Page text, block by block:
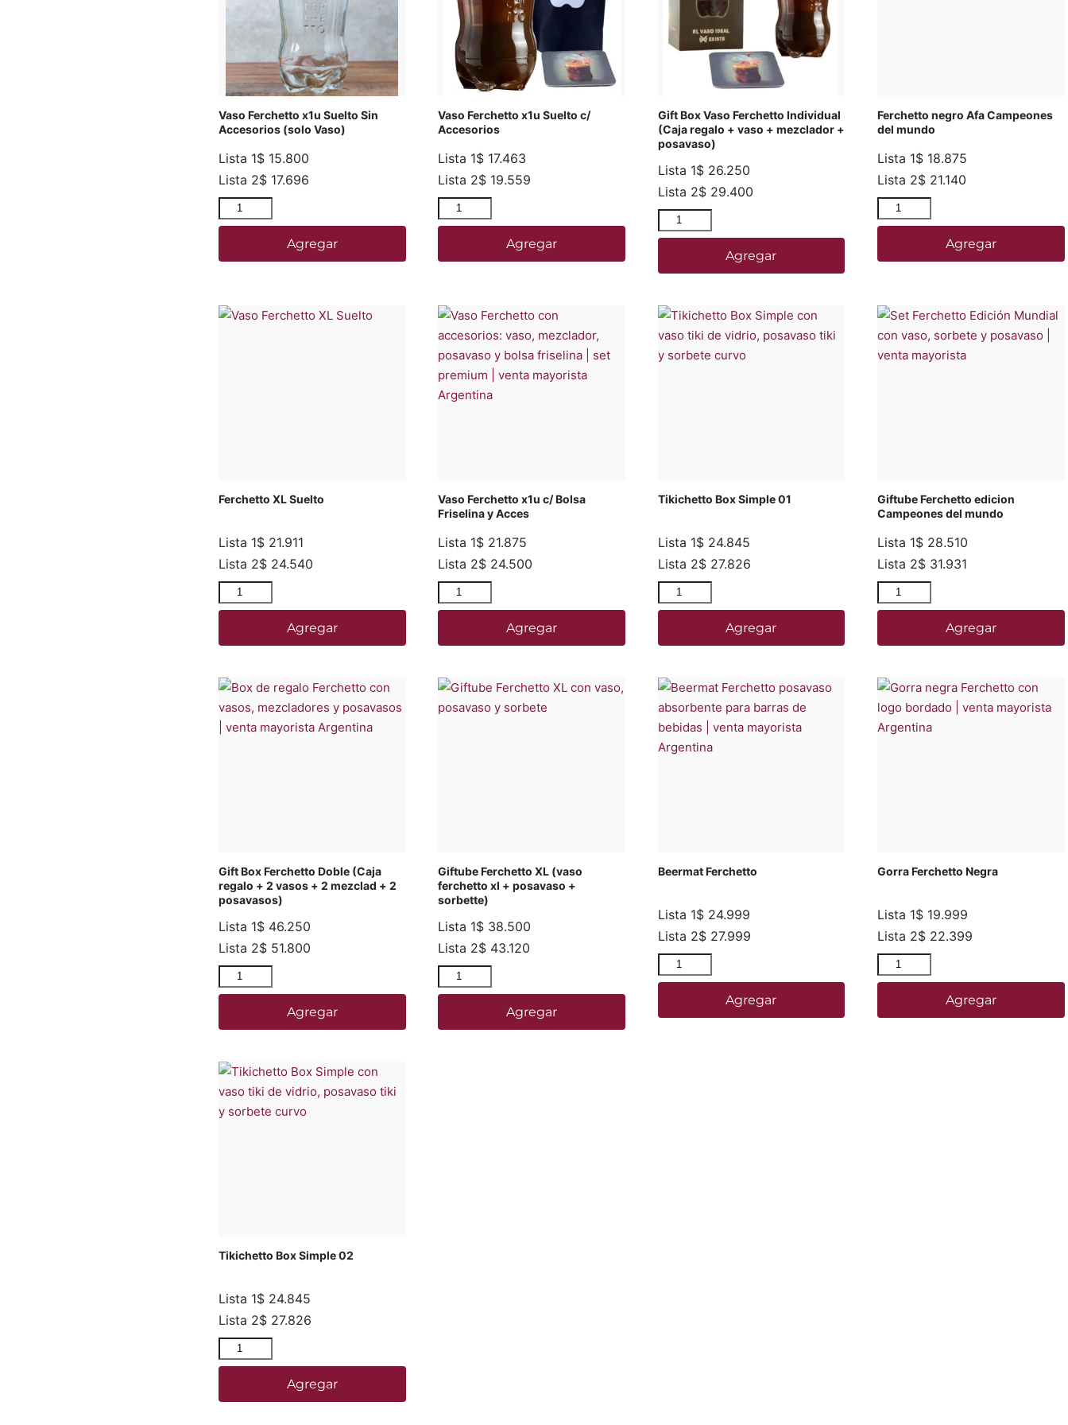
Vaso Ferchetto x1u Suelto Sin
Accesorios (solo Vaso)
Lista 1$15.800
Lista 2$17.696
Agregar
Vaso Ferchetto x1u Suelto c/
Accesorios
Lista 1$ 17.463
Lista 2$ 19.559
Agregar
Gift Box Vaso Ferchetto Individual
(Caja regalo + vaso + mezclador +
posavaso)
Lista 1$26.250
Lista 2$29.400
Agregar
Ferchetto negro Afa Campeones
del mundo
Lista 1$18.875
Lista 2$21.140
Agregar
Ferchetto XL Suelto
Lista 1$21.911
Lista 2$24.540
Agregar
Vaso Ferchetto x1u c/ Bolsa
Friselina y Acces
Lista 1$ 21.875
Lista 2$ 24.500
Agregar
Tikichetto Box Simple 01
Lista 1$24.845
Lista 2$27.826
Agregar
Giftube Ferchetto edicion
Campeones del mundo
Lista 1$28.510
Lista 2$31.931
Agregar
Gift Box Ferchetto Doble (Caja
regalo + 2 vasos + 2 mezclad + 2
posavasos)
Lista 1$46.250
Lista 2$51.800
Agregar
Giftube Ferchetto XL (vaso
ferchetto xl + posavaso +
sorbette)
Lista 1$ 38.500
Lista 2$ 43.120
Agregar
Beermat Ferchetto
Lista 1$24.999
Lista 2$27.999
Agregar
Gorra Ferchetto Negra
Lista 1$19.999
Lista 2$22.399
Agregar
Tikichetto Box Simple 02
Lista 1$24.845
Lista 2$27.826
Agregar